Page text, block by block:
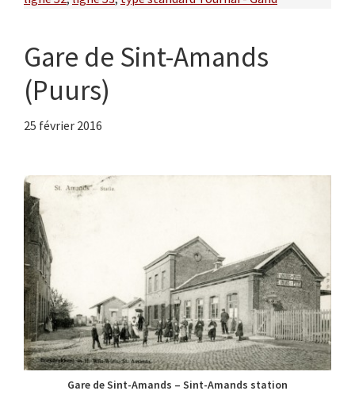
Gare de Sint-Amands
(Puurs)
25 février 2016
Gare de Sint-Amands – Sint-Amands station